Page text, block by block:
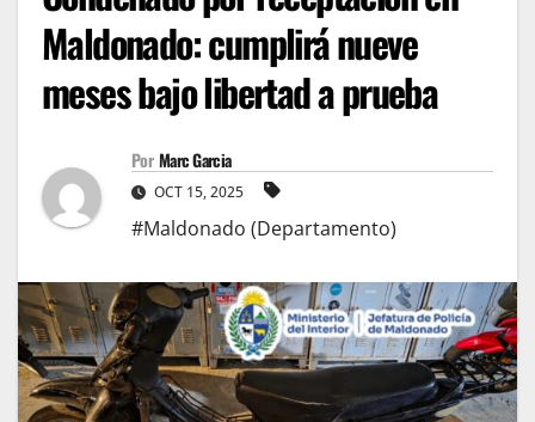
Maldonado: cumplirá nueve
meses bajo libertad a prueba
Por Marc Garcia
OCT 15, 2025
#Maldonado (Departamento)